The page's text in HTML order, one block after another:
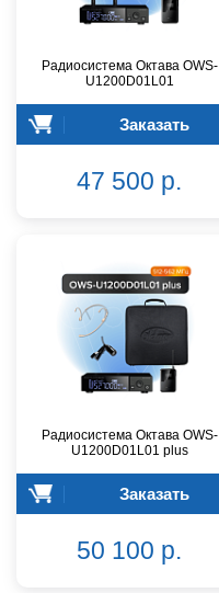
Радиосистема Октава OWS-
U1200D01L01
Заказать
47 500 р.
Радиосистема Октава OWS-
U1200D01L01 plus
Заказать
50 100 р.